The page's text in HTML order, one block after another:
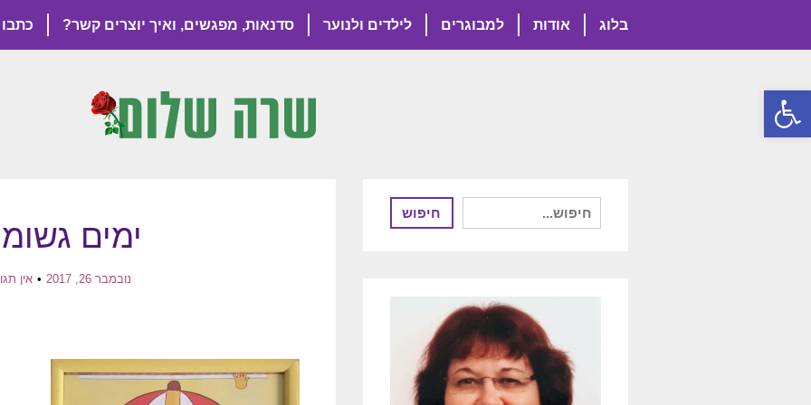
פתח סרגל נגישות
בלוג אודות למבוגרים לילדים ולנוער סדנאות, מפגשים, ואיך יוצרים קשר? כתבו
ימים
נובמבר 26, 2017 אין
חיפוש
עבור:
חיפוש